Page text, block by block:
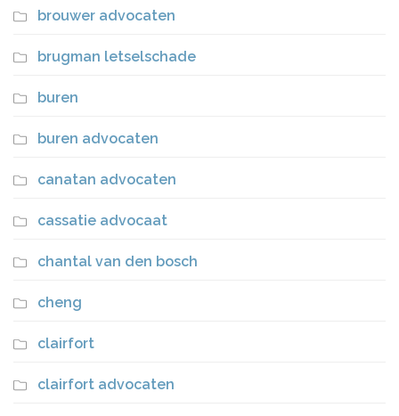
brouwer advocaten
brugman letselschade
buren
buren advocaten
canatan advocaten
cassatie advocaat
chantal van den bosch
cheng
clairfort
clairfort advocaten